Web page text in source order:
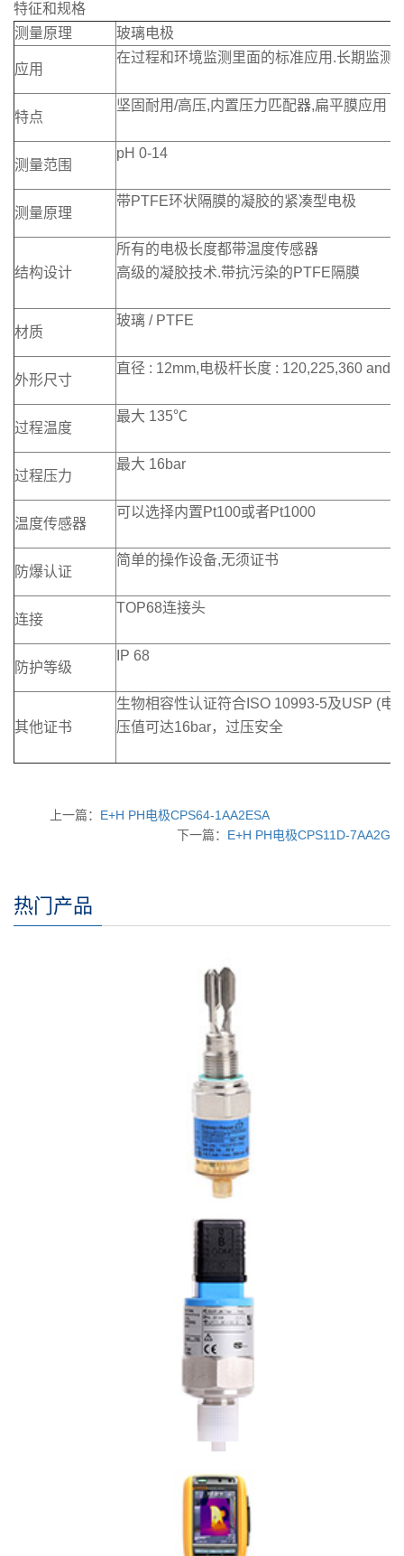
特征和规格
测量原理
玻璃电极
应用
在过程和环境监测里面的标准应用.长期监测,
特点
坚固耐用/高压,内置压力匹配器,扁平膜应用
测量范围
pH 0-14
测量原理
带PTFE环状隔膜的凝胶的紧凑型电极
结构设计
所有的电极长度都带温度传感器
高级的凝胶技术.带抗污染的PTFE隔膜
材质
玻璃 / PTFE
外形尺寸
直径 : 12mm,电极杆长度 : 120,225,360 and
过程温度
最大 135℃
过程压力
最大 16bar
温度传感器
可以选择内置Pt100或者Pt1000
防爆认证
简单的操作设备,无须证书
连接
TOP68连接头
防护等级
IP 68
其他证书
生物相容性认证符合ISO 10993-5及USP (电
压值可达16bar，过压安全
上一篇： E+H PH电极CPS64-1AA2ESA
下一篇： E+H PH电极CPS11D-7AA2G
热门产品